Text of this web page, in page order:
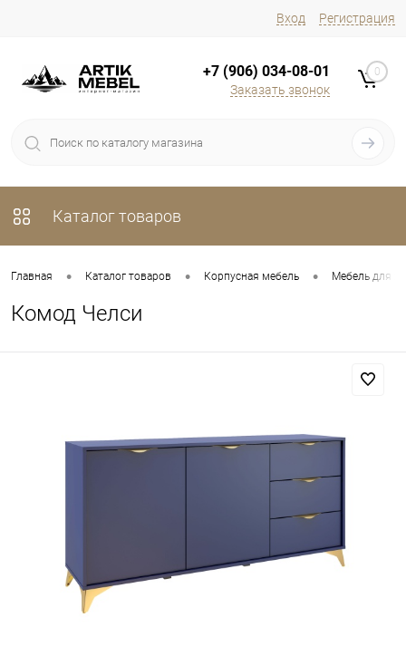
Вход Регистрация
+7 (906) 034-08-01
Заказать звонок
0
Каталог товаров
Главная • Каталог товаров • Корпусная мебель • Мебель для
Комод Челси